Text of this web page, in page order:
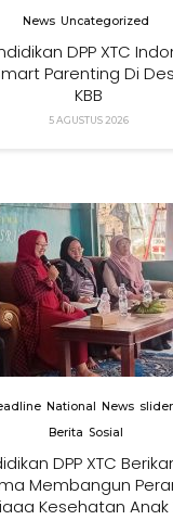
News Uncategorized
DPP XTC
Parenting Di
KBB
5 AGUSTUS 2026
National News slider
Berita Sosial
DPP XTC
Membangun
Kesehatan Anak